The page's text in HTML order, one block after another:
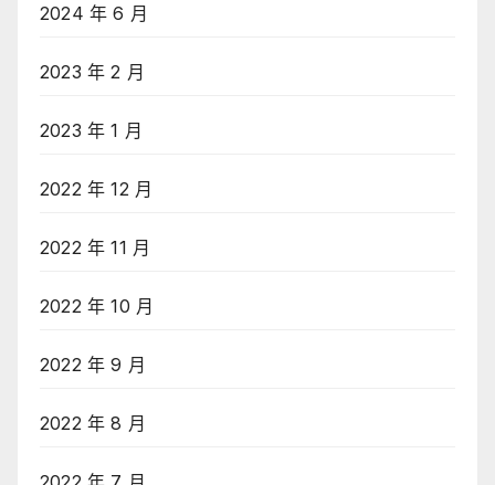
2024 年 6 月
2023 年 2 月
2023 年 1 月
2022 年 12 月
2022 年 11 月
2022 年 10 月
2022 年 9 月
2022 年 8 月